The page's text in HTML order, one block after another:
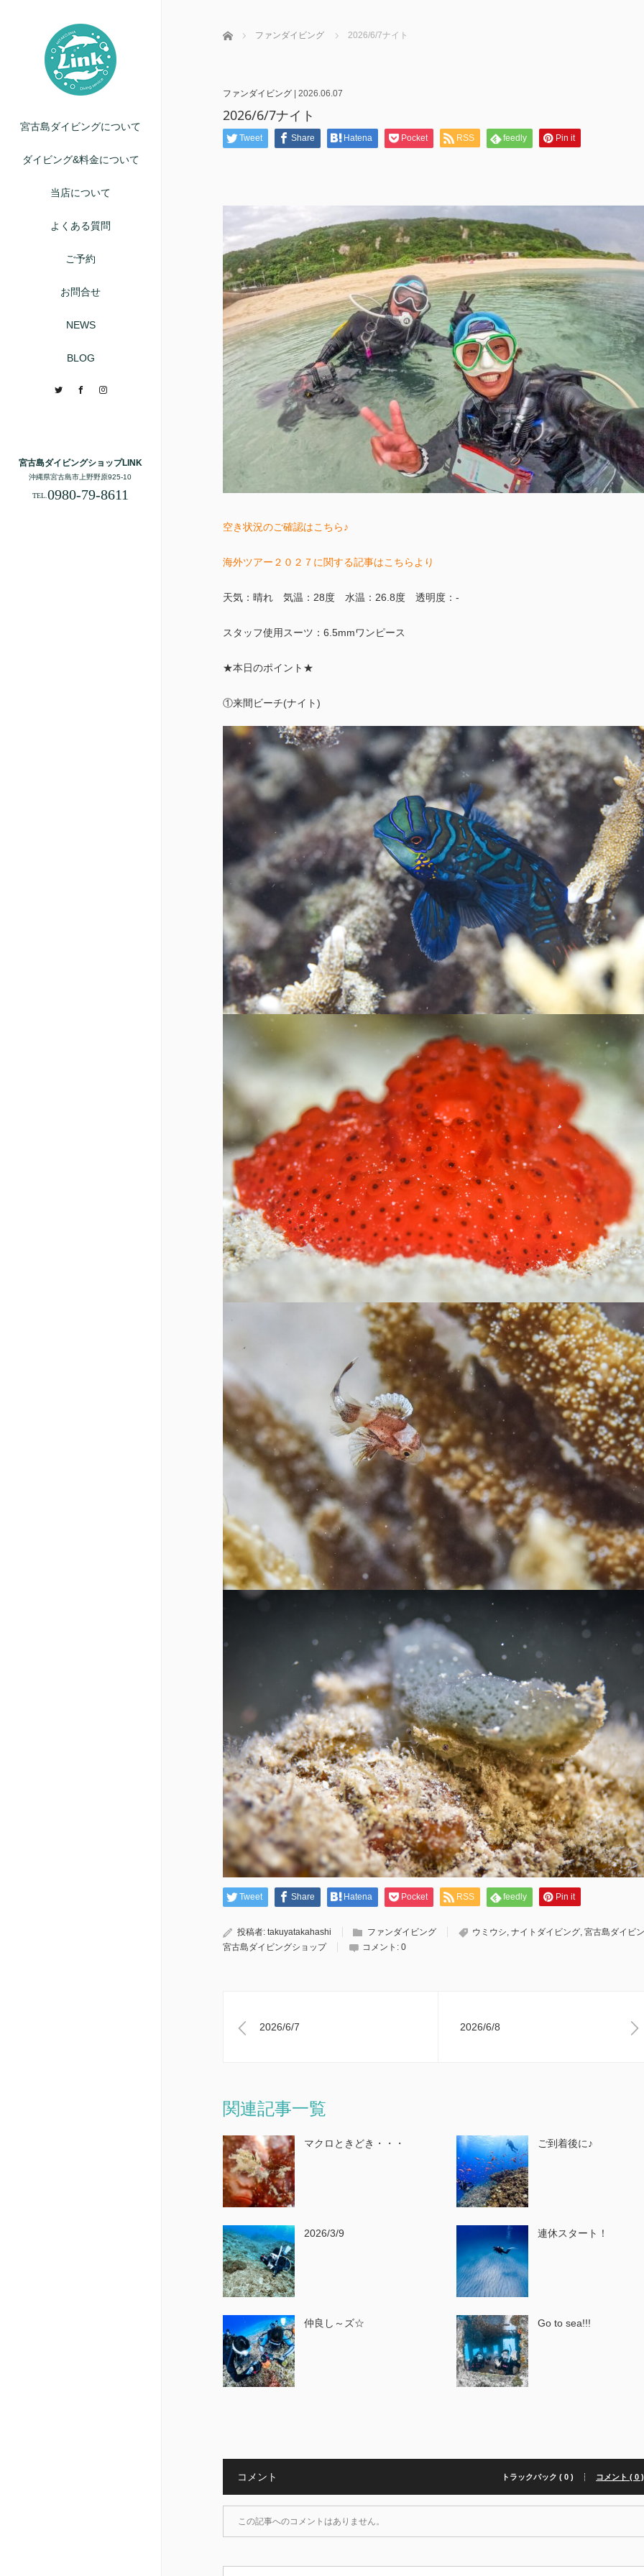
宮古島ダイビングについて
ダイビング&料金について
当店について
よくある質問
ご予約
お問合せ
NEWS
BLOG
TwitterFacebook
宮古島ダイビングショップLINK
沖縄県宮古島市上野野原925-10
TEL.0980-79-8611
ホーム ファンダイビング 2026/6/7ナイト
ファンダイビング| 2026.06.07
2026/6/7ナイト
Tweet Share Hatena Pocket RSS feedly Pin it
空き状況のご確認はこちら♪
海外ツアー２０２７に関する記事はこちらより
天気：晴れ 気温：28度 水温：26.8度 透明度：-
スタッフ使用スーツ：6.5mmワンピース
★本日のポイント★
①来間ビーチ(ナイト)
Tweet Share Hatena Pocket RSS feedly Pin it
投稿者: takuyatakahashi ファンダイビング ウミウシ, ナイトダイビング, 宮古島ダイビ
宮古島ダイビングショップ
コメント: 0
2026/6/7 2026/6/8
関連記事一覧
マクロときどき・・・ ご到着後に♪
2026/3/9 連休スタート！
仲良し～ズ☆ Go to sea!!!
コメント トラックバック ( 0 ) コメント ( 0 )
この記事へのコメントはありません。